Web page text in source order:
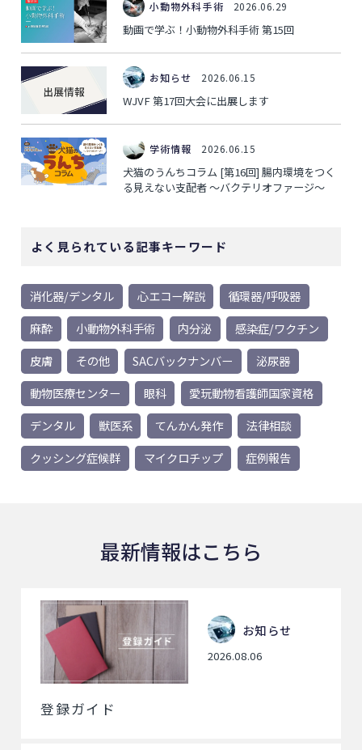
小動物外科手術 2026.06.29
動画で学ぶ！小動物外科手術 第15回
お知らせ 2026.06.15
WJVF 第17回大会に出展します
学術情報 2026.06.15
犬猫のうんちコラム [第16回] 腸内環境をつく
る見えない支配者 ～バクテリオファージ～
よく見られている記事キーワード
消化器/デンタル 心エコー解説
循環器/呼吸器
麻酔
小動物外科手術 内分泌
感染症/ワクチン
皮膚
その他 SACバックナンバー
泌尿器
動物医療センター
眼科
愛玩動物看護師国家資格
デンタル
獣医系 てんかん発作
法律相談
クッシング症候群
マイクロチップ 症例報告
最新情報はこちら
お知らせ
2026.08.06
登録ガイド